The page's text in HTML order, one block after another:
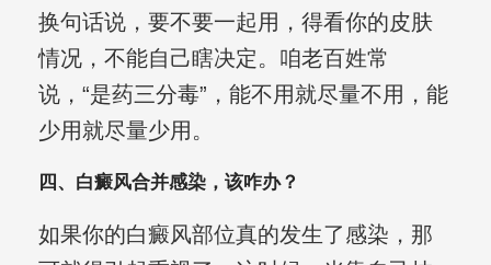
换句话说，要不要一起用，得看你的皮肤
情况，不能自己瞎决定。咱老百姓常
说，“是药三分毒”，能不用就尽量不用，能
少用就尽量少用。
四、白癜风合并感染，该咋办？
如果你的白癜风部位真的发生了感染，那